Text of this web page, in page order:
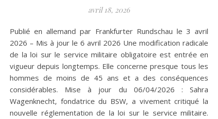
avril 18, 2026
Publié en allemand par Frankfurter Rundschau le 3 avril
2026 – Mis à jour le 6 avril 2026 Une modification radicale
de la loi sur le service militaire obligatoire est entrée en
vigueur depuis longtemps. Elle concerne presque tous les
hommes de moins de 45 ans et a des conséquences
considérables. Mise à jour du 06/04/2026 : Sahra
Wagenknecht, fondatrice du BSW, a vivement critiqué la
nouvelle réglementation de la loi sur le service militaire.